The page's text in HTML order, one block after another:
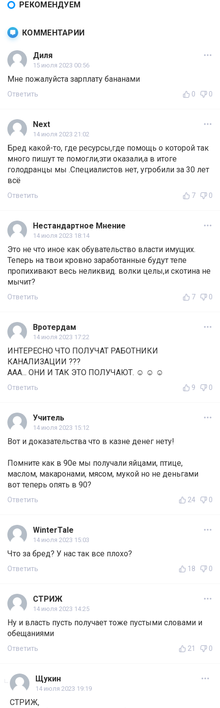
РЕКОМЕНДУЕМ
КОММЕНТАРИИ
Диля
15 июля 2023 00:56
Мне пожалуйста зарплату бананами
Ответить 0 0
Next
14 июля 2023 21:02
Бред какой-то, где ресурсы,где помощь о которой так
много пишут те помогли,эти оказали,а в итоге
голодранцы мы .Специалистов нет, угробили за 30 лет
всё
Ответить 7 0
Нестандартное Мнение
14 июля 2023 18:14
Это не что иное как обувательство власти имущих.
Теперь на твои кровно заработанные будут тепе
пропихивают весь неликвид. волки целы,и скотина не
мычит?
Ответить 7 0
Вротердам
14 июля 2023 17:22
ИНТЕРЕСНО ЧТО ПОЛУЧАТ РАБОТНИКИ
КАНАЛИЗАЦИИ ???
ААА... ОНИ И ТАК ЭТО ПОЛУЧАЮТ. ☺ ☺ ☺
Ответить 9 0
Учитель
14 июля 2023 15:12
Вот и доказательства что в казне денег нету!
Помните как в 90е мы получали яйцами, птице,
маслом, макаронами, мясом, мукой но не деньгами
вот теперь опять в 90?
Ответить 24 0
WinterTale
14 июля 2023 15:03
Что за бред? У нас так все плохо?
Ответить 18 0
СТРИЖ
14 июля 2023 14:25
Ну и власть пусть получает тоже пустыми словами и
обещаниями
Ответить 21 0
Щукин
14 июля 2023 19:19
СТРИЖ,